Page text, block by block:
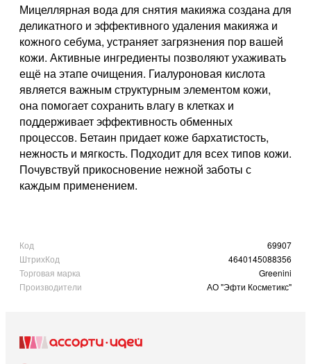
Мицеллярная вода для снятия макияжа создана для
деликатного и эффективного удаления макияжа и
кожного себума, устраняет загрязнения пор вашей
кожи. Активные ингредиенты позволяют ухаживать
ещё на этапе очищения. Гиалуроновая кислота
является важным структурным элементом кожи,
она помогает сохранить влагу в клетках и
поддерживает эффективность обменных
процессов. Бетаин придает коже бархатистость,
нежность и мягкость. Подходит для всех типов кожи.
Почувствуй прикосновение нежной заботы с
каждым применением.
Код
69907
ШтрихКод
4640145088356
Торговая марка
Greenini
Производители
АО "Эфти Косметикс"